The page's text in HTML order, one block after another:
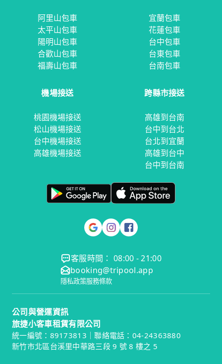
阿里山包車
太平山包車
陽明山包車
合歡山包車
福壽山包車
宜蘭包車
花蓮包車
台中包車
台東包車
台南包車
機場接送
桃園機場接送
松山機場接送
台中機場接送
高雄機場接送
跨縣市接送
高雄到台南
台中到台北
台北到宜蘭
高雄到台中
台中到台南
客服時間： 08:00 - 21:00
booking@tripool.app
隱私政策服務條款
公司與營運資訊
旅捷小客車租賃有限公司
統一編號：89173813｜聯絡電話：04-24363880
新竹市北區台溪里中華路三段 9 號 8 樓之 5